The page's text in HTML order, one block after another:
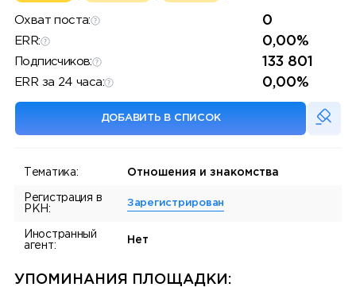
Охват поста: 0
ERR: 0,00%
Подписчиков: 133 801
ERR за 24 часа: 0,00%
ДОБАВИТЬ В СПИСОК
Тематика: Отношения и знакомства
Регистрация в
РКН:
Зарегистрирован
Иностранный
агент:
Нет
УПОМИНАНИЯ ПЛОЩАДКИ: